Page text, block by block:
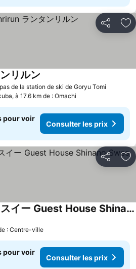
Partager
de la station de ski de Goryu Tomi
リルン
à 17.6 km de : Omachi
pour voir
Consulter les prix
Partager
ゲストハウスシナノスイー Guest House Shinano Swee
: Centre-ville
pour voir
Consulter les prix